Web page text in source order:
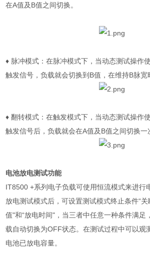
在A值及B值之间切换。
♦ 脉冲模式：在脉冲模式下，当动态测试操作
触发信号，负载就会切换到 B值，在维持B脉宽
♦ 翻转模式：在触发模式下，当动态测试操作
触发信号后，负载就会在A值及B值之间切换一
电池放电测试功能
IT8500 +系列电子负载可使用恒流模式来进行
放电测试模式后，可设置测试模式终止条件“
值"和“放电时间"，当三者中任意一种条件满足
载自动切换为OFF状态。在测试过程中可以观
电池已放电容量。